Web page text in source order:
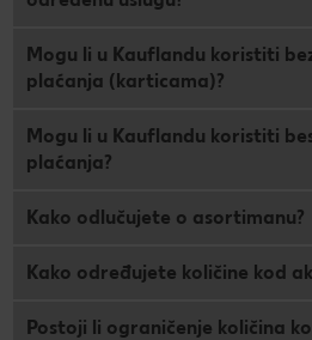
Mogu li u Kauflandu koristiti
plaćanja (karticama)?
Mogu li u Kauflandu koristiti
plaćanja?
Kako odlučujete o asortimanu?
Kako određujete količine kod
Postoji li ograničenje količina